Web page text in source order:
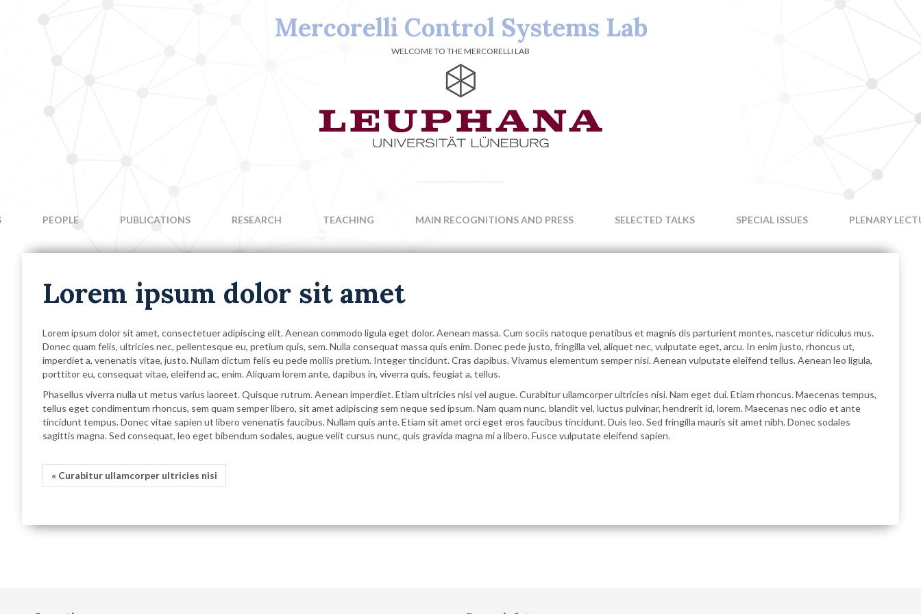
Mercorelli Control Systems Lab
WELCOME TO THE MERCORELLI LAB
PEOPLE PUBLICATIONS RESEARCH TEACHING MAIN RECOGNITIONS AND PRESS SELECTED TALKS SPECIAL ISSUES PLENARY
Lorem ipsum dolor sit amet
Lorem ipsum dolor sit amet, consectetuer adipiscing elit. Aenean commodo ligula eget dolor. Aenean massa. Cum sociis natoque penatibus et magnis dis parturient montes, nascetur ridiculus mus.
Donec quam felis, ultricies nec, pellentesque eu, pretium quis, sem. Nulla consequat massa quis enim. Donec pede justo, fringilla vel, aliquet nec, vulputate eget, arcu. In enim justo, rhoncus ut,
imperdiet a, venenatis vitae, justo. Nullam dictum felis eu pede mollis pretium. Integer tincidunt. Cras dapibus. Vivamus elementum semper nisi. Aenean vulputate eleifend tellus. Aenean leo ligula,
porttitor eu, consequat vitae, eleifend ac, enim. Aliquam lorem ante, dapibus in, viverra quis, feugiat a, tellus.
Phasellus viverra nulla ut metus varius laoreet. Quisque rutrum. Aenean imperdiet. Etiam ultricies nisi vel augue. Curabitur ullamcorper ultricies nisi. Nam eget dui. Etiam rhoncus. Maecenas tempus,
tellus eget condimentum rhoncus, sem quam semper libero, sit amet adipiscing sem neque sed ipsum. Nam quam nunc, blandit vel, luctus pulvinar, hendrerit id, lorem. Maecenas nec odio et ante
tincidunt tempus. Donec vitae sapien ut libero venenatis faucibus. Nullam quis ante. Etiam sit amet orci eget eros faucibus tincidunt. Duis leo. Sed fringilla mauris sit amet nibh. Donec sodales
sagittis magna. Sed consequat, leo eget bibendum sodales, augue velit cursus nunc, quis gravida magna mi a libero. Fusce vulputate eleifend sapien.
« Curabitur ullamcorper ultricies nisi